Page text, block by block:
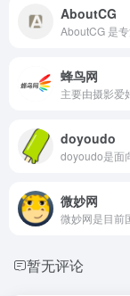
AboutCG
蜂鸟网
doyoudo
微妙网
暂无评论